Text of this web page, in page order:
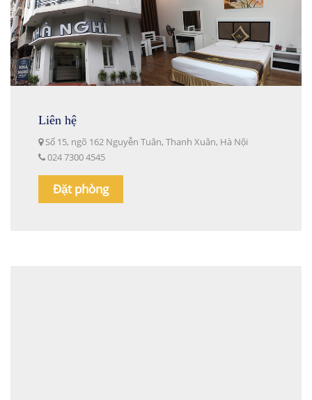
Liên hệ
Số 15, ngõ 162 Nguyễn Tuân, Thanh Xuân, Hà Nội
024 7300 4545
Đặt phòng